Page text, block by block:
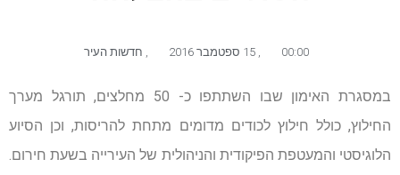
00:00
,
, חדשות העיר
במסגרת האימון שבו השתתפו כ- 50 מחלצים, תורגל מערך
החילוץ, כולל חילוץ לכודים מדומים מתחת להריסות, וכן הסיוע
הלוגיסטי והמעטפת הפיקודית והניהולית של העירייה בשעת חירום.